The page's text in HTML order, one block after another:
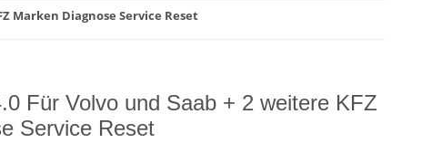
Marken Diagnose Service Reset
Für Volvo und Saab + 2 weitere KFZ
Service Reset